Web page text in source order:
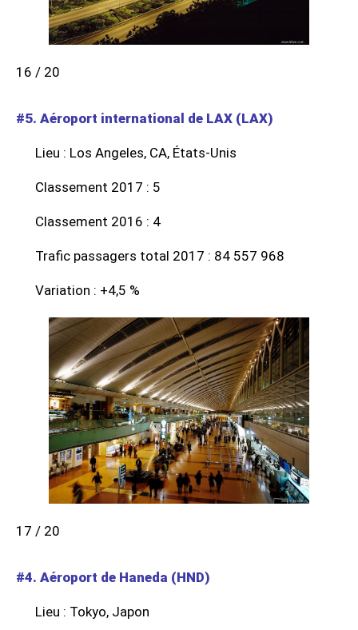
16 / 20
#5. Aéroport international de LAX (LAX)
Lieu : Los Angeles, CA, États-Unis
Classement 2017 : 5
Classement 2016 : 4
Trafic passagers total 2017 : 84 557 968
Variation : +4,5 %
17 / 20
#4. Aéroport de Haneda (HND)
Lieu : Tokyo, Japon